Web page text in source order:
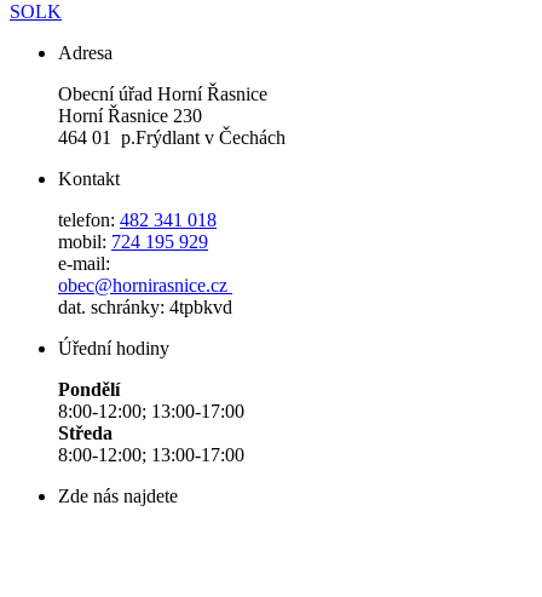
SOLK
Adresa
Obecní úřad Horní Řasnice
Horní Řasnice 230
464 01 p.Frýdlant v Čechách
Kontakt
telefon: 482 341 018
mobil: 724 195 929
e-mail:
obec@hornirasnice.cz
dat. schránky: 4tpbkvd
Úřední hodiny
Pondělí
8:00-12:00; 13:00-17:00
Středa
8:00-12:00; 13:00-17:00
Zde nás najdete